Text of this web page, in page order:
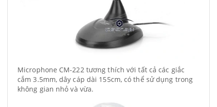
Microphone CM-222 tương thích với tất cả các giắc
cắm 3.5mm, dây cáp dài 155cm, có thể sử dụng trong
không gian nhỏ và vừa.